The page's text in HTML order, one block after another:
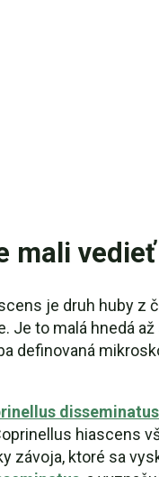
mali vedieť
je druh huby z
Je to malá hnedá až
definovaná
disseminatus
hiascens
závoja, ktoré sa